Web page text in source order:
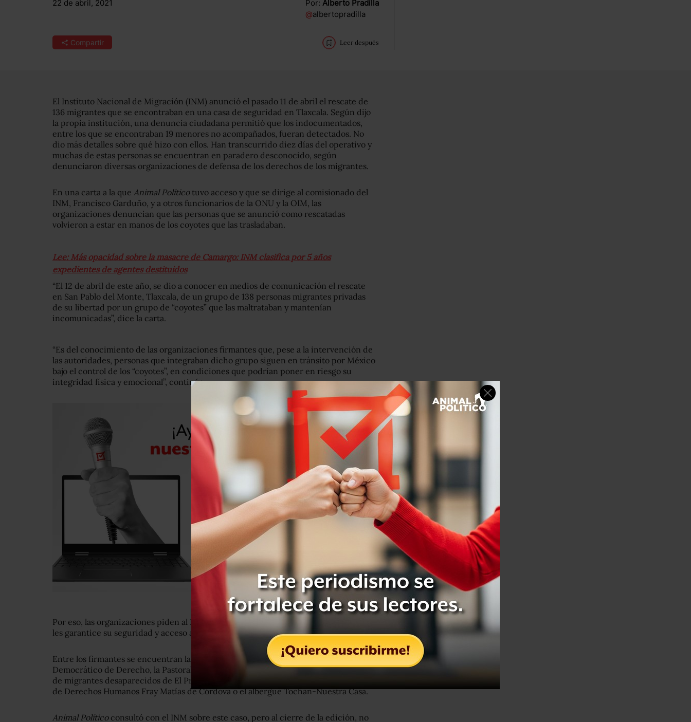
22 de abril, 2021 Por: Alberto Pradilla
@albertopradilla
Compartir Leer después
El Instituto Nacional de Migración (INM) anunció el pasado 11 de abril el rescate de
136 migrantes que se encontraban en una casa de seguridad en Tlaxcala. Según dijo
la propia institución, una denuncia ciudadana permitió que los indocumentados,
entre los que se encontraban 19 menores no acompañados, fueran detectados. No
dio más detalles sobre qué hizo con ellos. Han transcurrido diez días del operativo y
muchas de estas personas se encuentran en paradero desconocido, según
denunciaron diversas organizaciones de defensa de los derechos de los migrantes.
En una carta a la que Animal Políticotuvo acceso y que se dirige al comisionado del
INM, Francisco Garduño, y a otros funcionarios de la ONU y la OIM, las
organizaciones denuncian que las personas que se anunció como rescatadas
volvieron a estar en manos de los coyotes que las trasladaban.
Lee: Más opacidad sobre la masacre de Camargo: INM clasifica por 5 años
expedientes de agentes destituidos
“El 12 de abril de este año, se dio a conocer en medios de comunicación el rescate
en San Pablo del Monte, Tlaxcala, de un grupo de 138 personas migrantes privadas
de su libertad por un grupo de “coyotes” que las maltrataban y mantenían
incomunicadas”, dice la carta.
“Es del conocimiento de las organizaciones firmantes que, pese a la intervención de
las autoridades, personas que integraban dicho grupo siguen en tránsito por México
bajo el control de los “coyotes”, en condiciones que podrían poner en riesgo su
integridad física y emocional”, continúa.
Por eso, las organizaciones piden al INM que aclare el paradero de estas personas y
les garantice su seguridad y acceso a la justicia.
Entre los firmantes se encuentran la Fundación para la Justicia y el Estado
Democrático de Derecho, la Pastoral de Movilidad Humana , el Comité de familiares
de migrantes desaparecidos de El Progreso COFAMIPRO, Asylum Access, el Centro
de Derechos Humanos Fray Matías de Córdova o el albergue Tochán-Nuestra Casa.
Animal Políticoconsultó con el INM sobre este caso, pero al cierre de la edición, no